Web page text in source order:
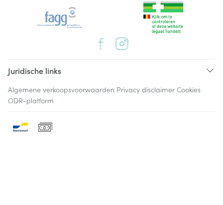
Juridische links
Algemene verkoopsvoorwaarden Privacy disclaimer Cookies
ODR-platform